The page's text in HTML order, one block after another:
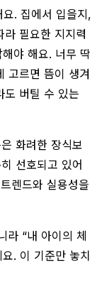
. 집에서 입을지,
라 필요한 지지력
해야 해요. 너무 딱
고르면 뜸이 생겨
도 버틸 수 있는
화려한 장식보
선호되고 있어
렌드와 실용성을
라 “내 아이의 체
. 이 기준만 놓치